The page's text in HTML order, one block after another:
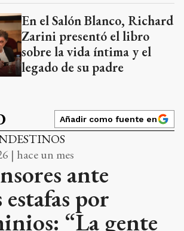
En el Salón Blanco, Richard
Zarini presentó el libro
sobre la vida íntima y el
legado de su padre
Añadir como fuente en
| hace un mes
ante
por
“La gente